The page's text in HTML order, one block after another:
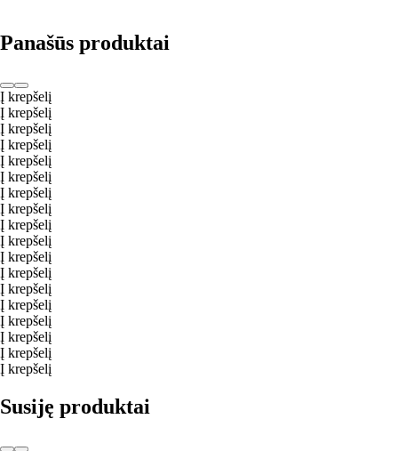
Panašūs produktai
Į krepšelį
Į krepšelį
Į krepšelį
Į krepšelį
Į krepšelį
Į krepšelį
Į krepšelį
Į krepšelį
Į krepšelį
Į krepšelį
Į krepšelį
Į krepšelį
Į krepšelį
Į krepšelį
Į krepšelį
Į krepšelį
Į krepšelį
Į krepšelį
Susiję produktai